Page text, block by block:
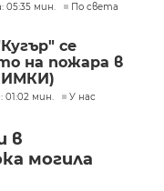
05:35 мин. По света
се
на пожара в
01:02 мин. У нас
в
могила